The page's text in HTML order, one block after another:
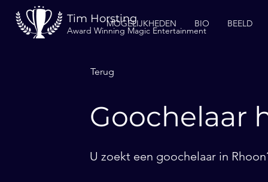
Tim Horsting
Award Winning Magic Entertainment
MOGELIJKHEDEN BIO BEELD
Terug
Goochelaar
U zoekt een goochelaar in